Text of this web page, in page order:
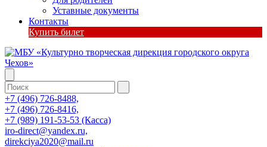
Уставные документы
Контакты
Купить билет
+7 (496) 726-8488,
+7 (496) 726-8416,
+7 (989) 191-53-53 (Касса)
iro-direct@yandex.ru,
direkciya2020@mail.ru